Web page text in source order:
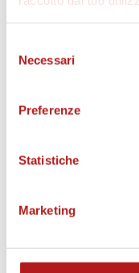
delNecessari
Preferenze
Statistiche
Marketing
BIGLIETTI